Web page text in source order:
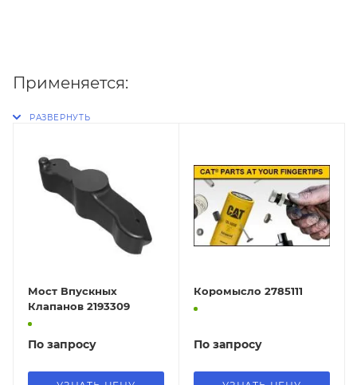
Применяется:
Мост Впускных
Клапанов 2193309
По запросу
Коромысло 2785111
По запросу